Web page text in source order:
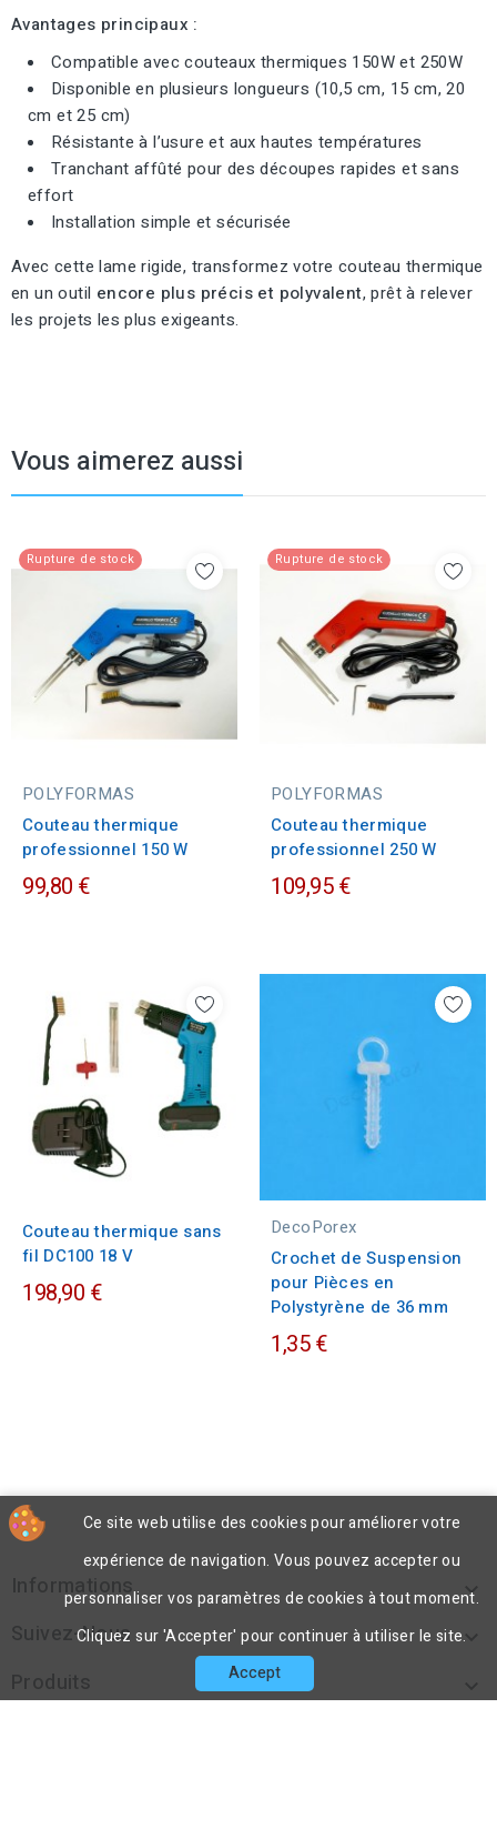
Avantages principaux :
Compatible avec couteaux thermiques 150W et 250W
Disponible en plusieurs longueurs (10,5 cm, 15 cm, 20
cm et 25 cm)
Résistante à l’usure et aux hautes températures
Tranchant affûté pour des découpes rapides et sans
effort
Installation simple et sécurisée
Avec cette lame rigide, transformez votre couteau thermique
en un outil encore plus précis et polyvalent, prêt à relever
les projets les plus exigeants.
Vous aimerez aussi
Rupture de stock
POLYFORMAS
Couteau thermique
professionnel 150 W
99,80 €
Rupture de stock
POLYFORMAS
Couteau thermique
professionnel 250 W
109,95 €
Couteau thermique sans
fil DC100 18 V
198,90 €
DecoPorex
Crochet de Suspension
pour Pièces en
Polystyrène de 36 mm
1,35 €
Informations 
Suivez-Nous 
Produits 
Ce site web utilise des cookies pour améliorer votre
expérience de navigation. Vous pouvez accepter ou
personnaliser vos paramètres de cookies à tout moment.
Cliquez sur 'Accepter' pour continuer à utiliser le site.
Accept